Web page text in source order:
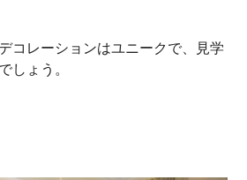
コレーションはユニークで、見学
しょう。